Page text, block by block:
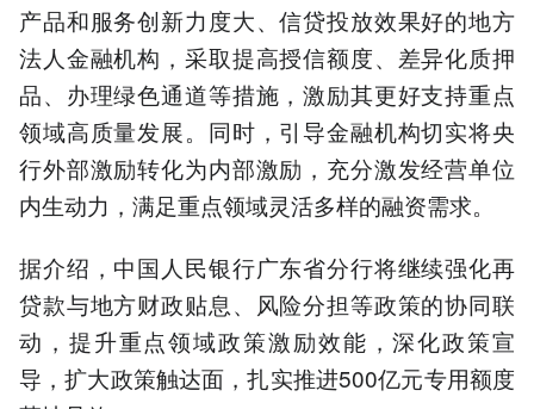
产品和服务创新力度大、信贷投放效果好的地方
法人金融机构，采取提高授信额度、差异化质押
品、办理绿色通道等措施，激励其更好支持重点
领域高质量发展。同时，引导金融机构切实将央
行外部激励转化为内部激励，充分激发经营单位
内生动力，满足重点领域灵活多样的融资需求。
据介绍，中国人民银行广东省分行将继续强化再
贷款与地方财政贴息、风险分担等政策的协同联
动，提升重点领域政策激励效能，深化政策宣
导，扩大政策触达面，扎实推进500亿元专用额度